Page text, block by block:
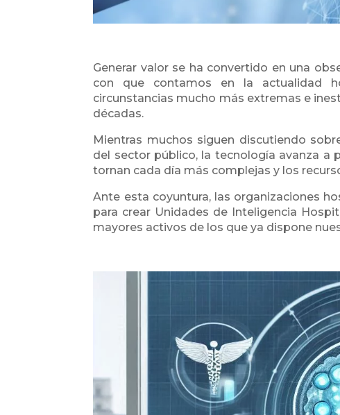
Generar valor se ha convertido en una
con que contamos en la actualidad
circunstancias mucho más extremas e
décadas.
Mientras muchos siguen discutiendo
del sector público, la tecnología avanza a
tornan cada día más complejas y los
Ante esta coyuntura, las organizaciones
para crear Unidades de Inteligencia
mayores activos de los que ya dispone